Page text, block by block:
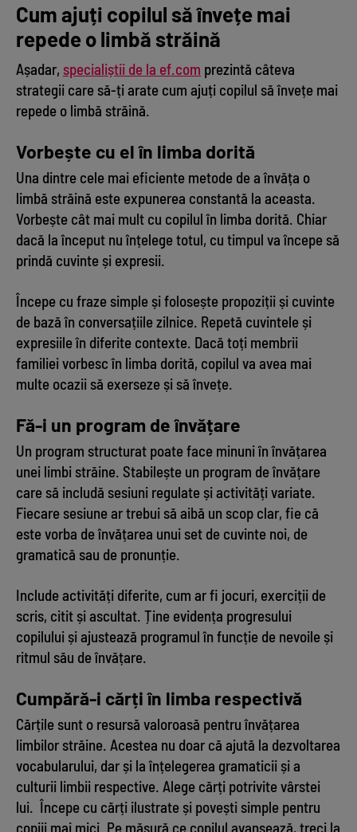
Cum ajuți copilul să învețe mai
repede o limbă străină
Așadar, specialiștii de la ef.com prezintă câteva
strategii care să-ți arate cum ajuți copilul să învețe mai
repede o limbă străină.
Vorbește cu el în limba dorită
Una dintre cele mai eficiente metode de a învăța o
limbă străină este expunerea constantă la aceasta.
Vorbește cât mai mult cu copilul în limba dorită. Chiar
dacă la început nu înțelege totul, cu timpul va începe să
prindă cuvinte și expresii.
Începe cu fraze simple și folosește propoziții și cuvinte
de bază în conversațiile zilnice. Repetă cuvintele și
expresiile în diferite contexte. Dacă toți membrii
familiei vorbesc în limba dorită, copilul va avea mai
multe ocazii să exerseze și să învețe.
Fă-i un program de învățare
Un program structurat poate face minuni în învățarea
unei limbi străine. Stabilește un program de învățare
care să includă sesiuni regulate și activități variate.
Fiecare sesiune ar trebui să aibă un scop clar, fie că
este vorba de învățarea unui set de cuvinte noi, de
gramatică sau de pronunție.
Include activități diferite, cum ar fi jocuri, exerciții de
scris, citit și ascultat. Ține evidența progresului
copilului și ajustează programul în funcție de nevoile și
ritmul său de învățare.
Cumpără-i cărți în limba respectivă
Cărțile sunt o resursă valoroasă pentru învățarea
limbilor străine. Acestea nu doar că ajută la dezvoltarea
vocabularului, dar și la înțelegerea gramaticii și a
culturii limbii respective. Alege cărți potrivite vârstei
lui. Începe cu cărți ilustrate și povești simple pentru
copiii mai mici. Pe măsură ce copilul avansează, treci la